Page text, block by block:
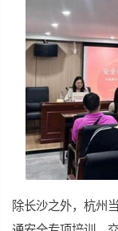
除长沙之外，杭州